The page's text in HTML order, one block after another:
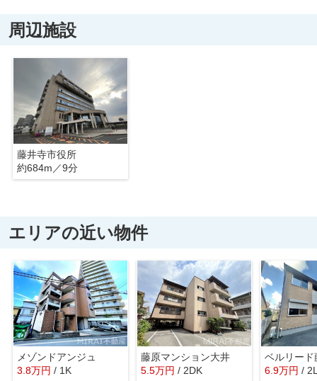
周辺施設
藤井寺市役所
約684m／9分
エリアの近い物件
メゾンドアンジュ
3.8万円 / 1K
藤原マンション大井
5.5万円 / 2DK 6.9万円 /